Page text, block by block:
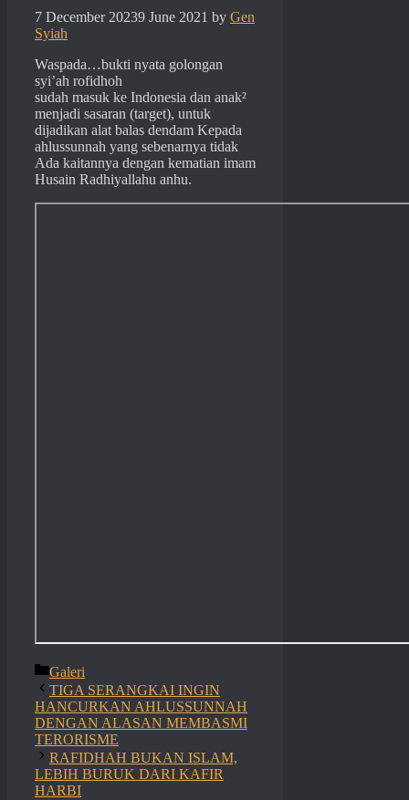
7 December 20239 June 2021 by Gen
Syiah
Waspada…bukti nyata golongan
syi’ah rofidhoh
sudah masuk ke Indonesia dan anak²
menjadi sasaran (target), untuk
dijadikan alat balas dendam Kepada
ahlussunnah yang sebenarnya tidak
Ada kaitannya dengan kematian imam
Husain Radhiyallahu anhu.
Categories
Galeri
TIGA SERANGKAI INGIN
HANCURKAN AHLUSSUNNAH
DENGAN ALASAN MEMBASMI
TERORISME
RAFIDHAH BUKAN ISLAM,
LEBIH BURUK DARI KAFIR
HARBI